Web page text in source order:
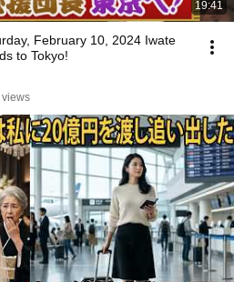
19:41
February 10, 2024 Iwate
to Tokyo!